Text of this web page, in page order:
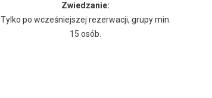
Zwiedzanie:
Tylko po wcześniejszej rezerwacji, grupy min.
15 osób.